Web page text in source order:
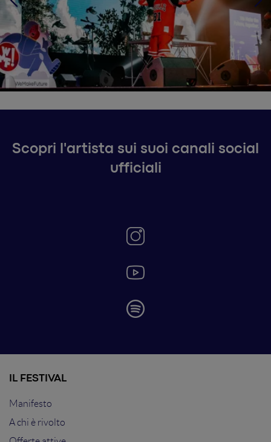
Scopri l'artista sui suoi canali social
ufficiali
IL FESTIVAL
Manifesto
A chi è rivolto